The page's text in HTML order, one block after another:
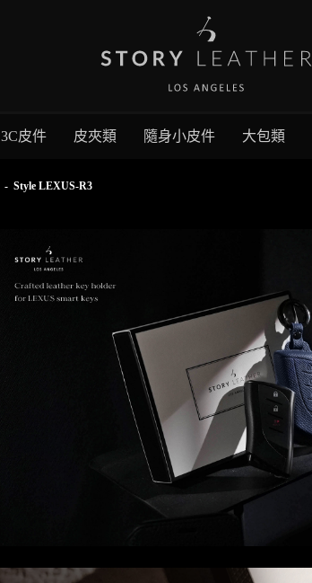
3C皮件 皮夾類 隨身小皮件 大包類
- Style LEXUS-R3